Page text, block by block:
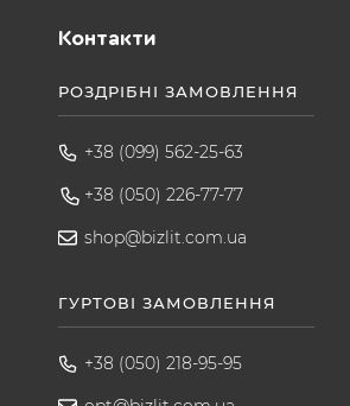
Контакти
РОЗДРІБНІ ЗАМОВЛЕННЯ
+38 (099) 562-25-63
+38 (050) 226-77-77
shop@bizlit.com.ua
ГУРТОВІ ЗАМОВЛЕННЯ
+38 (050) 218-95-95